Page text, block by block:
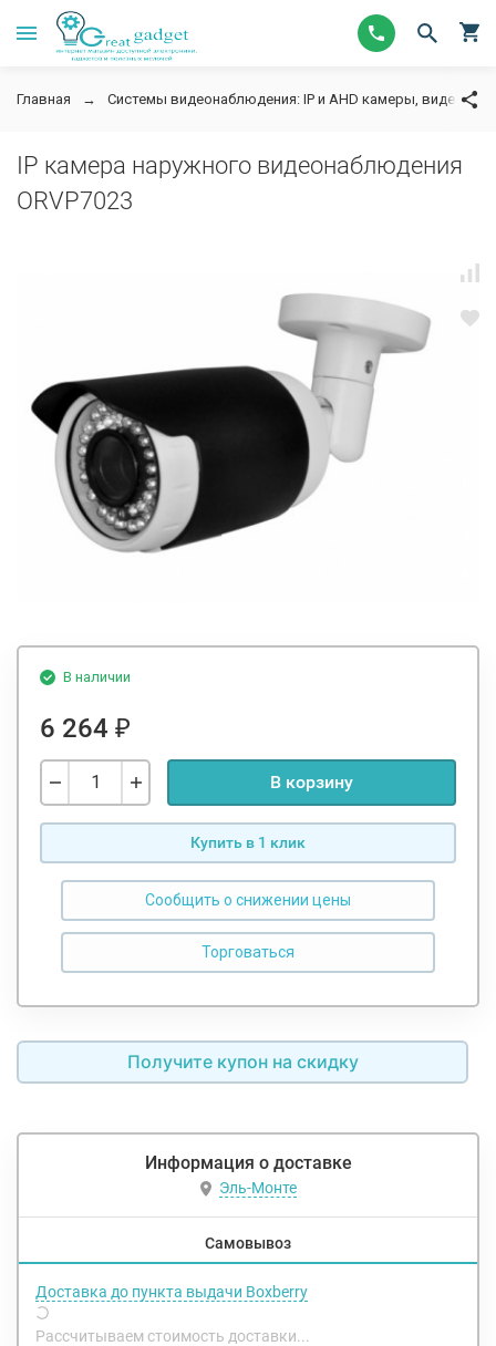
Главная Системы видеонаблюдения: IP и AHD камеры,
IP камера наружного видеонаблюдения
ORVP7023
В наличии
6 264 ₽
В корзину
Купить в 1 клик
Сообщить о снижении цены
Получите купон на скидку
Информация о доставке
Эль-Монте
Самовывоз
Доставка до пункта выдачи Boxberry
Рассчитываем стоимость доставки...